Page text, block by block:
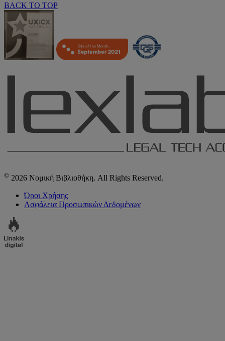
BACK TO TOP
© 2026 Νομική Βιβλιοθήκη. All Rights Reserved.
Όροι Χρήσης
Ασφάλεια Προσωπικών Δεδομένων